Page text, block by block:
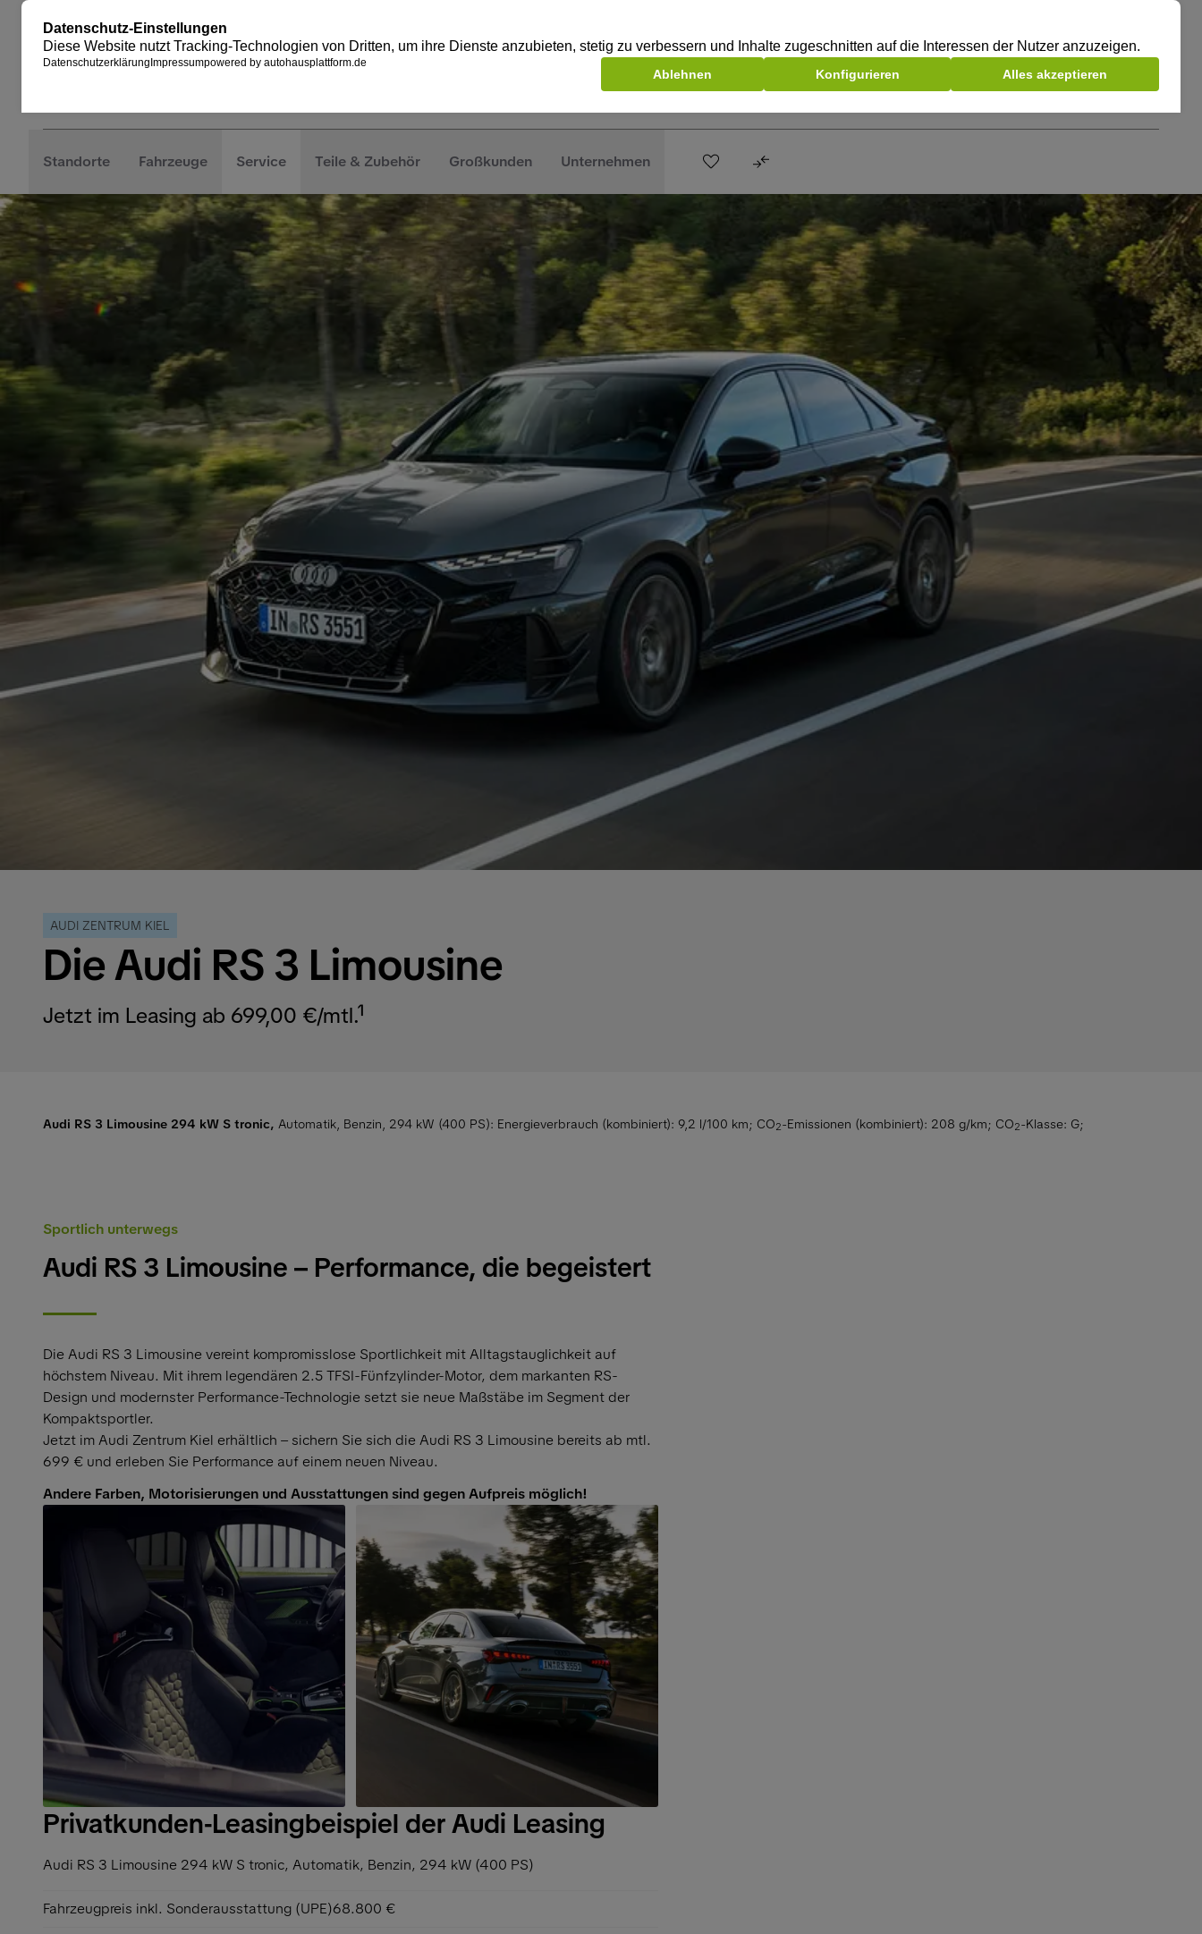
Standorte Fahrzeuge Service Teile & Zubehör Großkunden Unternehmen
AUDI ZENTRUM KIEL
Die Audi RS 3 Limousine
Jetzt im Leasing ab 699,00 €/mtl.¹
Audi RS 3 Limousine 294 kW S tronic, Automatik, Benzin, 294 kW (400 PS): Energieverbrauch (kombiniert): 9,2 l/100 km; CO2-Emissionen (kombiniert): 208 g/km; CO2-Klasse: G;
Sportlich unterwegs
Audi RS 3 Limousine – Performance, die begeistert
Die Audi RS 3 Limousine vereint kompromisslose Sportlichkeit mit Alltagstauglichkeit auf
höchstem Niveau. Mit ihrem legendären 2.5 TFSI-Fünfzylinder-Motor, dem markanten RS-
Design und modernster Performance-Technologie setzt sie neue Maßstäbe im Segment der
Kompaktsportler.
Jetzt im Audi Zentrum Kiel erhältlich – sichern Sie sich die Audi RS 3 Limousine bereits ab mtl.
699 € und erleben Sie Performance auf einem neuen Niveau.
Andere Farben, Motorisierungen und Ausstattungen sind gegen Aufpreis möglich!
Privatkunden-Leasingbeispiel der Audi Leasing
Audi RS 3 Limousine 294 kW S tronic, Automatik, Benzin, 294 kW (400 PS)
Fahrzeugpreis inkl. Sonderausstattung (UPE)68.800 €